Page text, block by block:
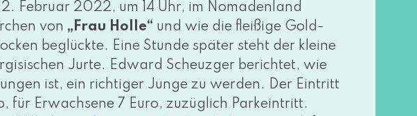
Februar 2022, um 14 Uhr, im Nomadenland
von „Frau Holle“ und wie die flei­ßi­ge Gold-
beglück­te. Eine Stunde spä­ter steht der klei­ne
Jurte. Edward Scheuzger berich­tet, wie
ist, ein rich­ti­ger Junge zu wer­den. Der Eintritt
für Erwachsene 7 Euro, zuzüg­lich Parkeintritt.